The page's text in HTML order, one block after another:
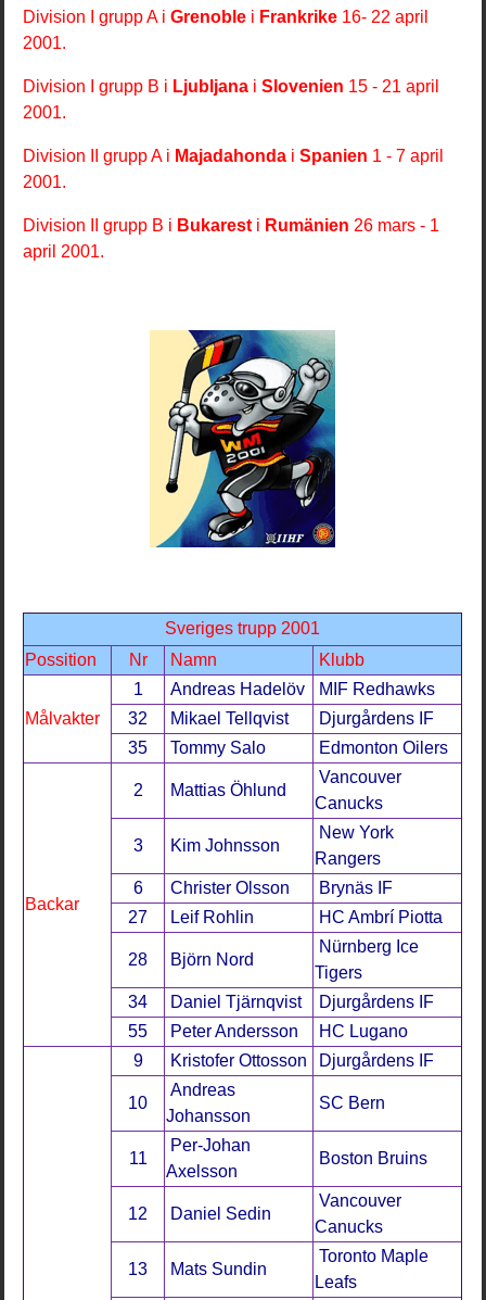
Division I grupp A iGrenoble i Frankrike 16- 22 april
2001.
Division I grupp B i Ljubljana iSlovenien 15 - 21 april
2001.
Division II grupp A i Majadahonda iSpanien 1 - 7 april
2001.
Division II grupp B i Bukarest i Rumänien 26 mars - 1
april 2001.
Sveriges trupp 2001
Possition
Nr Namn Klubb
Målvakter
1 Andreas Hadelöv
MIF Redhawks
32
Mikael Tellqvist
Djurgårdens IF
35
Tommy Salo Edmonton Oilers
Backar
2 Mattias Öhlund
Vancouver
Canucks
3 Kim Johnsson
New York
Rangers
6
Christer Olsson
Brynäs IF
27
Leif Rohlin HC Ambrí Piotta
28 Björn Nord
Nürnberg Ice
Tigers
34
Daniel Tjärnqvist
Djurgårdens IF
55
Peter Andersson HC Lugano
9 Kristofer Ottosson Djurgårdens IF
10
Andreas
Johansson
SC Bern
11
Per-Johan
Axelsson
Boston Bruins
12 Daniel Sedin
Vancouver
Canucks
13 Mats Sundin
Toronto Maple
Leafs